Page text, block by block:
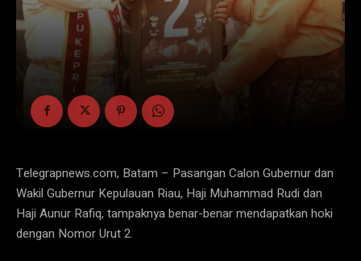
Telegrapnews.com, Batam – Pasangan Calon Gubernur dan
Wakil Gubernur Kepulauan Riau, Haji Muhammad Rudi dan
Haji Aunur Rafiq, tampaknya benar-benar mendapatkan hoki
dengan Nomor Urut 2.